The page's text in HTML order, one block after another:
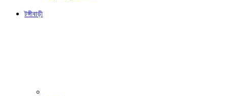
টঙ্গীবাড়ী